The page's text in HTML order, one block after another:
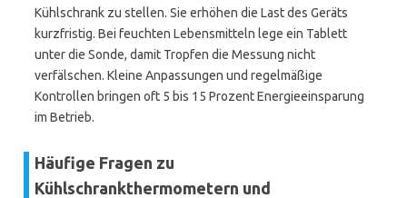
Kühlschrank zu stellen. Sie erhöhen die Last des Geräts
kurzfristig. Bei feuchten Lebensmitteln lege ein Tablett
unter die Sonde, damit Tropfen die Messung nicht
verfälschen. Kleine Anpassungen und regelmäßige
Kontrollen bringen oft 5 bis 15 Prozent Energieeinsparung
im Betrieb.
Häufige Fragen zu
Kühlschrankthermometern und